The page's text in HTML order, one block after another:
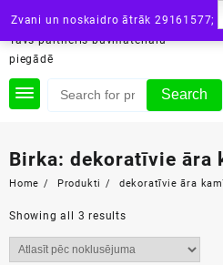
Zvani un noskaidro ātrāk
content
siltini.lv
Tavs partneris būvmateriālu
piegādē
Search
Birka: dekoratīvie āra
Home Produkti dekoratīvie āra
Showing all 3 results